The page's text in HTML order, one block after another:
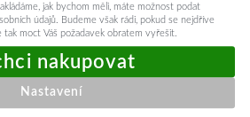
jak bychom měli, máte možnost podat
údajů. Budeme však rádi, pokud se nejdříve
moct Váš požadavek obratem vyřešit.
Nastavení